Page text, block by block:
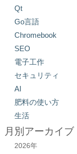
Qt
Go言語
Chromebook
SEO
電子工作
セキュリティ
AI
肥料の使い方
生活
月別アーカイブ
2026年